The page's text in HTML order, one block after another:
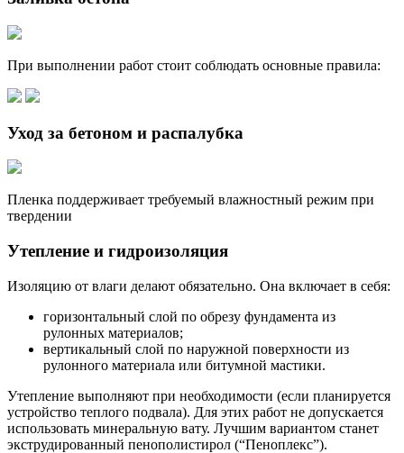
При выполнении работ стоит соблюдать основные правила:
Уход за бетоном и распалубка
Пленка поддерживает требуемый влажностный режим при
твердении
Утепление и гидроизоляция
Изоляцию от влаги делают обязательно. Она включает в себя:
горизонтальный слой по обрезу фундамента из
рулонных материалов;
вертикальный слой по наружной поверхности из
рулонного материала или битумной мастики.
Утепление выполняют при необходимости (если планируется
устройство теплого подвала). Для этих работ не допускается
использовать минеральную вату. Лучшим вариантом станет
экструдированный пенополистирол (“Пеноплекс”).